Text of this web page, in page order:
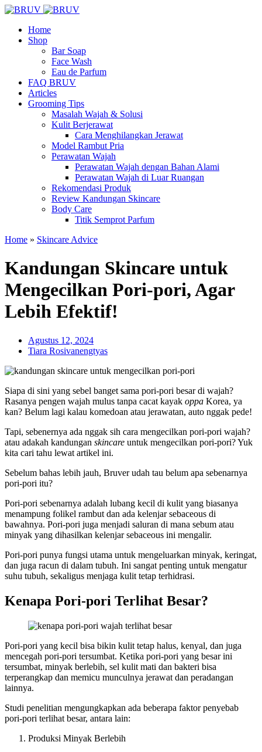
Home
Shop
Bar Soap
Face Wash
Eau de Parfum
FAQ BRUV
Articles
Grooming Tips
Masalah Wajah & Solusi
Kulit Berjerawat
Cara Menghilangkan Jerawat
Model Rambut Pria
Perawatan Wajah
Perawatan Wajah dengan Bahan Alami
Perawatan Wajah di Luar Ruangan
Rekomendasi Produk
Review Kandungan Skincare
Body Care
Titik Semprot Parfum
Home » Skincare Advice
Kandungan Skincare untuk
Mengecilkan Pori-pori, Agar
Lebih Efektif!
Agustus 12, 2024
Tiara Rosivanengtyas
Siapa di sini yang sebel banget sama pori-pori besar di wajah?
Rasanya pengen wajah mulus tanpa cacat kayak oppa Korea, ya
kan? Belum lagi kalau komedoan atau jerawatan, auto nggak pede!
Tapi, sebenernya ada nggak sih cara mengecilkan pori-pori wajah?
atau adakah kandungan skincare untuk mengecilkan pori-pori? Yuk
kita cari tahu lewat artikel ini.
Sebelum bahas lebih jauh, Bruver udah tau belum apa sebenarnya
pori-pori itu?
Pori-pori sebenarnya adalah lubang kecil di kulit yang biasanya
menampung folikel rambut dan ada kelenjar sebaceous di
bawahnya. Pori-pori juga menjadi saluran di mana sebum atau
minyak yang dihasilkan kelenjar sebaceous ini mengalir.
Pori-pori punya fungsi utama untuk mengeluarkan minyak, keringat,
dan juga racun di dalam tubuh. Ini sangat penting untuk mengatur
suhu tubuh, sekaligus menjaga kulit tetap terhidrasi.
Kenapa Pori-pori Terlihat Besar?
Pori-pori yang kecil bisa bikin kulit tetap halus, kenyal, dan juga
mencegah pori-pori tersumbat. Ketika pori-pori yang besar ini
tersumbat, minyak berlebih, sel kulit mati dan bakteri bisa
terperangkap dan memicu munculnya jerawat dan peradangan
lainnya.
Studi penelitian mengungkapkan ada beberapa faktor penyebab
pori-pori terlihat besar, antara lain:
Produksi Minyak Berlebih